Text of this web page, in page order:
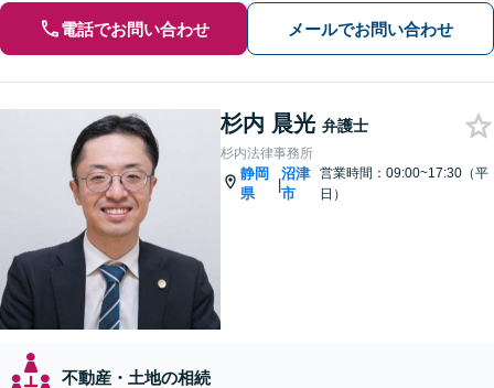
電話でお問い合わせ メールでお問い合わせ
杉内 晨光 弁護士
杉内法律事務所
静岡
県
|
沼津
市
営業時間：09:00~17:30（平
日）
不動産・土地の相続